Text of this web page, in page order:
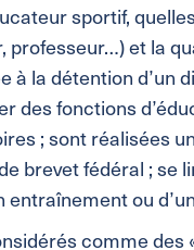
sportif,
et la
la détention d’un
des fonctions
; sont réalisées
brevet fédéral ; se
entraînement ou
comme des